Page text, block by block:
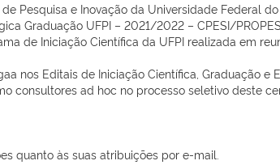
Pesquisa e Inovação da Universidade Federal
Graduação UFPI – 2021/2022 – CPESI/
de Iniciação Científica da UFPI realizada em
nos Editais de Iniciação Científica, Graduação e
consultores ad hoc no processo seletivo deste
quanto às suas atribuições por e-mail.